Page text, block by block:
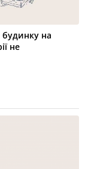
будинку на
не